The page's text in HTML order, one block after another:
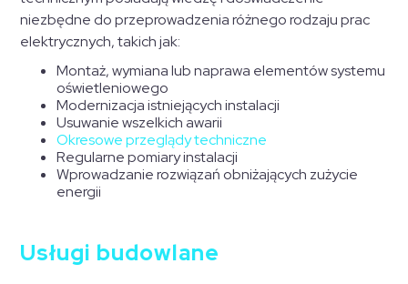
niezbędne do przeprowadzenia różnego rodzaju prac
elektrycznych, takich jak:
Montaż, wymiana lub naprawa elementów systemu
oświetleniowego
Modernizacja istniejących instalacji
Usuwanie wszelkich awarii
Okresowe przeglądy techniczne
Regularne pomiary instalacji
Wprowadzanie rozwiązań obniżających zużycie
energii
Usługi budowlane